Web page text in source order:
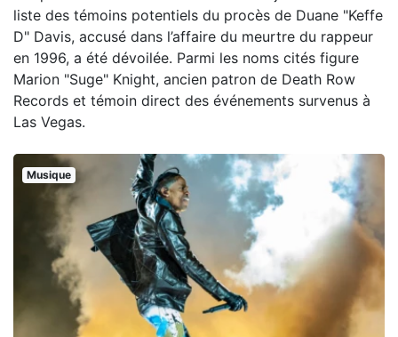
liste des témoins potentiels du procès de Duane "Keffe
D" Davis, accusé dans l’affaire du meurtre du rappeur
en 1996, a été dévoilée. Parmi les noms cités figure
Marion "Suge" Knight, ancien patron de Death Row
Records et témoin direct des événements survenus à
Las Vegas.
Musique